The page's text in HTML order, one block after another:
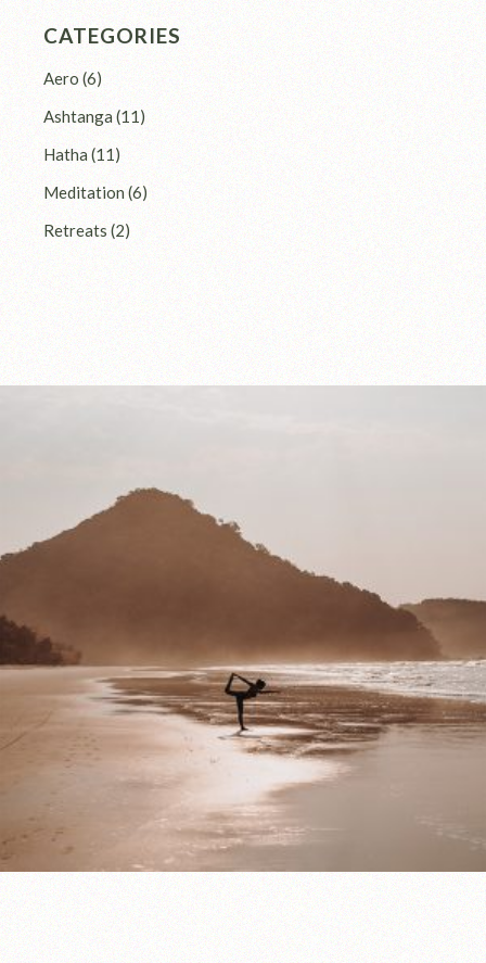
CATEGORIES
Aero (6)
Ashtanga(11)
Hatha(11)
Meditation(6)
Retreats (2)